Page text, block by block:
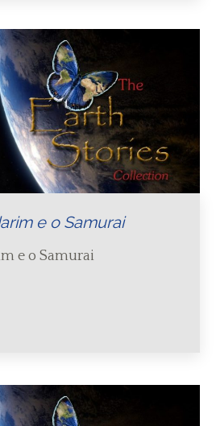
e o Samurai
e o Samurai